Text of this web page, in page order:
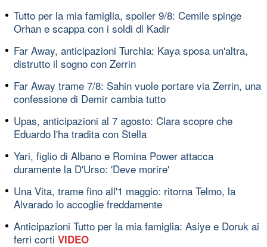
Tutto per la mia famiglia, spoiler 9/8: Cemile spinge
Orhan e scappa con i soldi di Kadir
Far Away, anticipazioni Turchia: Kaya sposa un'altra,
distrutto il sogno con Zerrin
Far Away trame 7/8: Sahin vuole portare via Zerrin, una
confessione di Demir cambia tutto
Upas, anticipazioni al 7 agosto: Clara scopre che
Eduardo l'ha tradita con Stella
Yari, figlio di Albano e Romina Power attacca
duramente la D'Urso: 'Deve morire'
Una Vita, trame fino all'1 maggio: ritorna Telmo, la
Alvarado lo accoglie freddamente
Anticipazioni Tutto per la mia famiglia: Asiye e Doruk ai
ferri corti VIDEO